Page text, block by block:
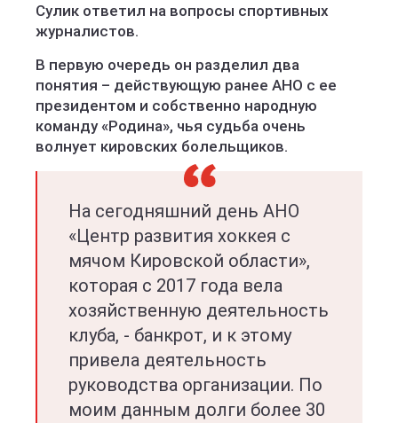
Сулик ответил на вопросы спортивных
журналистов.
В первую очередь он разделил два
понятия – действующую ранее АНО с ее
президентом и собственно народную
команду «Родина», чья судьба очень
волнует кировских болельщиков.
На сегодняшний день АНО
«Центр развития хоккея с
мячом Кировской области»,
которая с 2017 года вела
хозяйственную деятельность
клуба, - банкрот, и к этому
привела деятельность
руководства организации. По
моим данным долги более 30